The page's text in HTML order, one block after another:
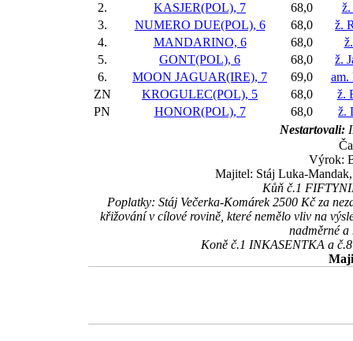
2.
KASJER(POL), 7 68,0
ž.
3.
NUMERO DUE(POL), 6 68,0
ž.
4.
MANDARINO, 6 68,0
5.
GONT(POL), 6 68,0
ž.
6.
MOON JAGUAR(IRE), 7 69,0
am.
ZN
KROGULEC(POL), 5 68,0
ž.
PN
HONOR(POL), 7 68,0
ž.
Nestartovali:
Výrok:
Majitel: Stáj Luka-
Kůň č.1
Poplatky: Stáj Večerka-Komárek 2500 Kč za
křižování v cílové rovině, které nemělo vliv na
nadměrné
Koně č.1 INKASENTKA a